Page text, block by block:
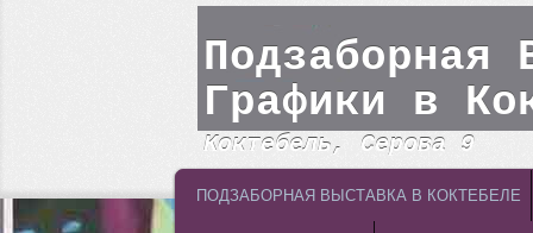
Подзаборная
Графики в
Коктебель, Серова 9
SKIP TO PRIMARY CONTENT
SKIP TO SECONDARY CONTENT
ПОДЗАБОРНАЯ ВЫСТАВКА В КОКТЕБЕЛЕ